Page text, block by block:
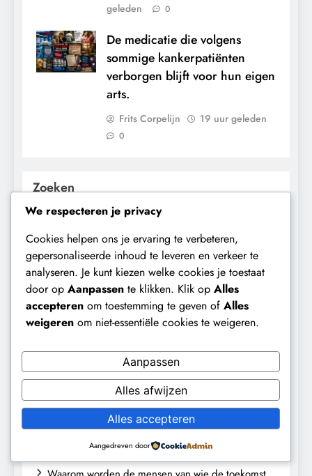
geleden
0
De medicatie die volgens
sommige kankerpatiënten
verborgen blijft voor hun eigen
arts.
Frits Corpelijn 19 uur geleden
0
Zoeken
Recent Posts
De ecologische indiaan: De mythe die archeologen
niet terugvonden.
verborgen blijft voor hun eigen arts.
De Realiteit aan de Grens van Ceuta: Boots on the
Ground.
Baudet waarschuwde al in 2020: ‘Stikstofbeleid is
landjepik voor klimaat en immigratie’.
We respecteren je privacy
Cookies helpen ons je ervaring te verbeteren,
gepersonaliseerde inhoud te leveren en verkeer te
analyseren. Je kunt kiezen welke cookies je toestaat
door op Aanpassen te klikken. Klik op Alles
accepteren om toestemming te geven of Alles
weigeren om niet-essentiële cookies te weigeren.
Aanpassen
Alles afwijzen
Alles accepteren
Aangedreven door